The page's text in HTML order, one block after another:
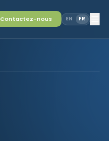
Contactez-nous EN FR